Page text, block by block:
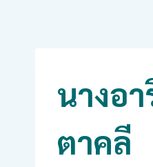
นางอ
ตาคลี